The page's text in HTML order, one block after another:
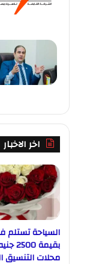
اخر الاخبار
السياحة تستلم
بقيمة
محلات التنسيق